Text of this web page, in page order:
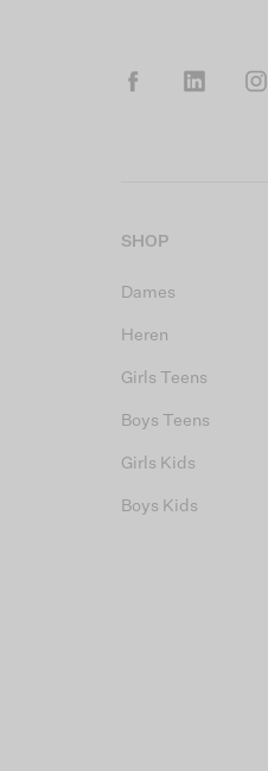
SHOP
Dames
Heren
Girls Teens
Boys Teens
Girls Kids
Boys Kids